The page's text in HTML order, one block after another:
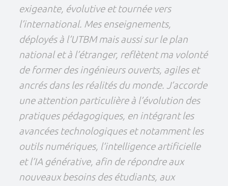
exigeante, évolutive et tournée vers
l’international. Mes enseignements,
déployés à l’UTBM mais aussi sur le plan
national et à l’étranger, reflètent ma volonté
de former des ingénieurs ouverts, agiles et
ancrés dans les réalités du monde. J’accorde
une attention particulière à l’évolution des
pratiques pédagogiques, en intégrant les
avancées technologiques et notamment les
outils numériques, l’intelligence artificielle
et l’IA générative, afin de répondre aux
nouveaux besoins des étudiants, aux